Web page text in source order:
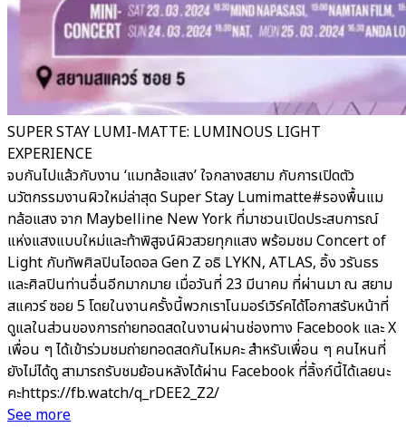
SUPER STAY LUMI-MATTE: LUMINOUS LIGHT
EXPERIENCE
จบกันไปแล้วกับงาน ‘แมทล้อแสง’ ใจกลางสยาม กับการเปิดตัว
นวัตกรรมงานผิวใหม่ล่าสุด Super Stay Lumimatte#รองพื้นแม
ทล้อแสง จาก Maybelline New York ที่มาชวนเปิดประสบการณ์
แห่งแสงแบบใหม่และท้าพิสูจน์ผิวสวยทุกแสง พร้อมชม Concert of
Light กับทัพศิลปินไอดอล Gen Z อธิ LYKN, ATLAS, อิ้ง วรันธร
และศิลปินท่านอื่นอีกมากมาย เมื่อวันที่ 23 มีนาคม ที่ผ่านมา ณ สยาม
สแควร์ ซอย 5 โดยในงานครั้งนี้พวกเราโนมอร์เวิร์คได้โอกาสรับหน้าที่
ดูแลในส่วนของการถ่ายทอดสดในงานผ่านช่องทาง Facebook และ X
เพื่อน ๆ ได้เข้าร่วมชมถ่ายทอดสดกันไหมคะ สำหรับเพื่อน ๆ คนไหนที่
ยังไม่ได้ดู สามารถรับชมย้อนหลังได้ผ่าน Facebook ที่ลิ้งก์นี้ได้เลยนะ
คะhttps://fb.watch/q_rDEE2_Z2/
See more